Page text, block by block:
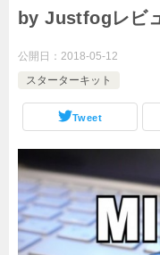
by Justfogレビ
公開日： 2018-05-12
スターターキット
Tweet